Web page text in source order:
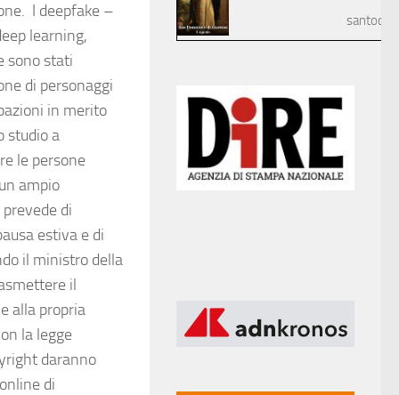
I deepfake –
learning,
sono stati
di personaggi
in merito
studio a
le persone
ampio
di
estiva e di
il ministro della
il
alla propria
la legge
daranno
di